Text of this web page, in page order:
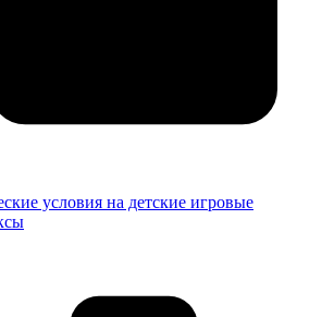
условия на детские игровые